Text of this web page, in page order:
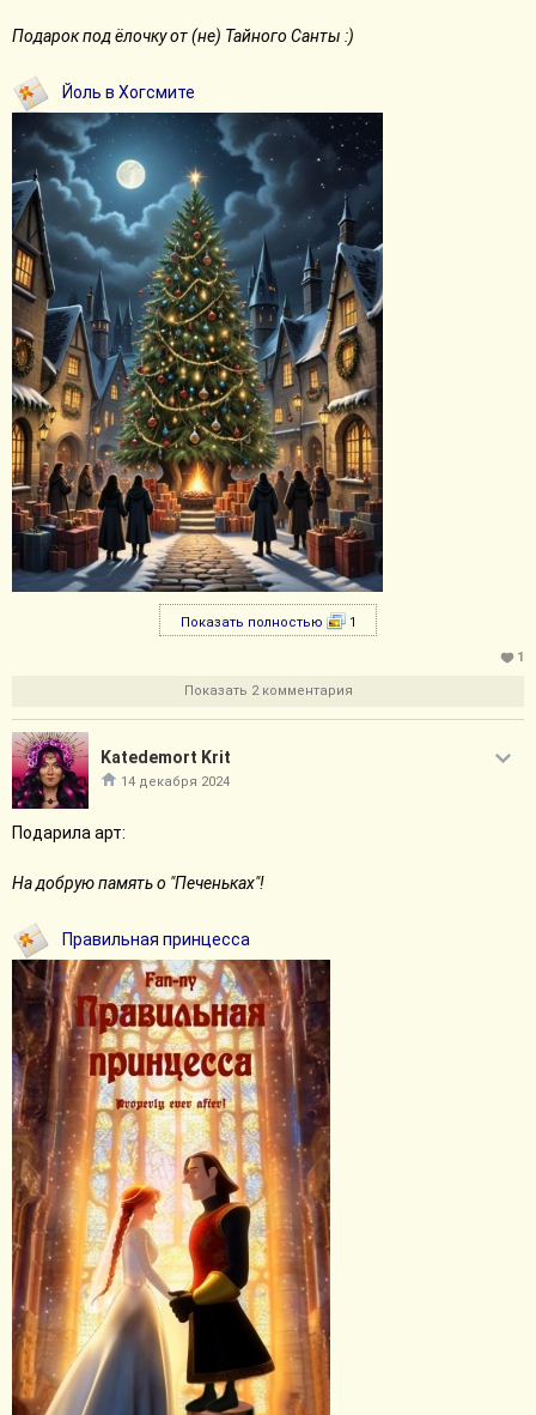
Детектив зарубежного типа с классным котом, юмором и
дореволюционной атмосферой и волшебная зимняя сказка.
Свернуть сообщение
Подарок под ёлочку от (не) Тайного Санты :)
Йоль в Хогсмите
Показать полностью 1
1
Показать 2 комментария
Katedemort Krit
14 декабря 2024
Подарила арт:
На добрую память о "Печеньках"!
Правильная принцесса